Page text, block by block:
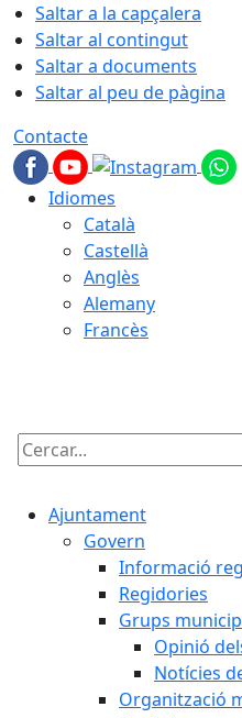
Saltar a la capçalera
Saltar al contingut
Saltar a documents
Saltar al peu de pàgina
Contacte
Idiomes
Català
Castellà
Anglès
Alemany
Francès
Cercar:
Ajuntament
Govern
Informació
Regidories
Grups
Opinió
Notícies
Organització